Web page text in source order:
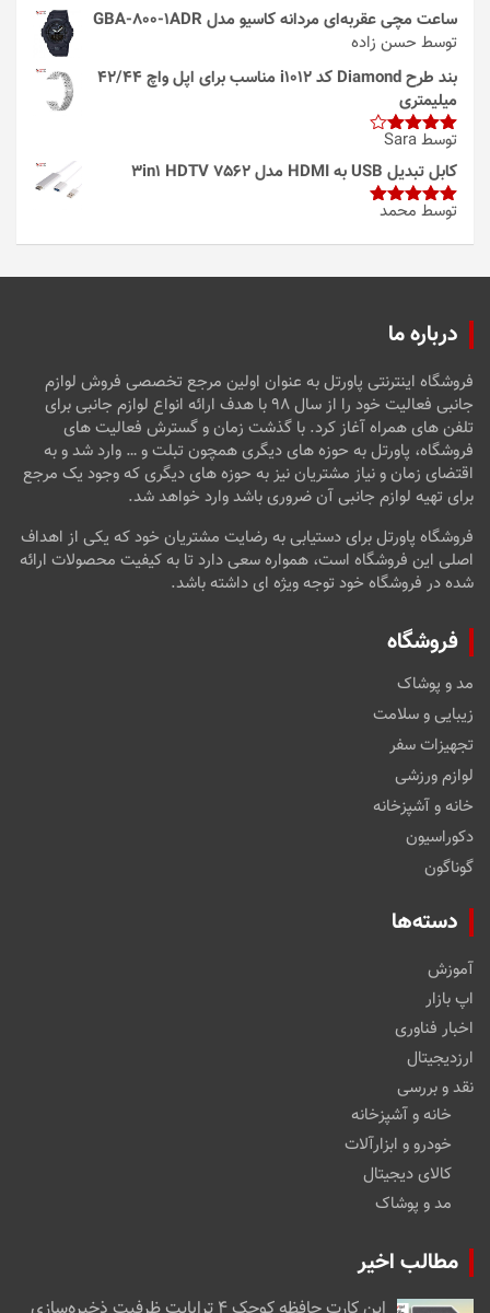
ساعت مچی عقربه‌ای مردانه کاسیو مدل GBA-800-1ADR
توسط حسن زاده
بند طرح Diamond کد i1012 مناسب برای اپل واچ 42/44
میلیمتری
امتیاز4
از 5
توسط Sara
کابل تبدیل USB به HDMI مدل 3in1 HDTV 7562
امتیاز5از
توسط محمد
درباره ما
فروشگاه اینترنتی پاورتل به عنوان اولین مرجع تخصصی فروش لوازم
جانبی فعالیت خود را از سال ۹۸ با هدف ارائه انواع لوازم جانبی برای
تلفن های همراه آغاز کرد. با گذشت زمان و گسترش فعالیت های
فروشگاه، پاورتل به حوزه های دیگری همچون تبلت و … وارد شد و به
اقتضای زمان و نیاز مشتریان نیز به حوزه های دیگری که وجود یک مرجع
برای تهیه لوازم جانبی آن ضروری باشد وارد خواهد شد.
فروشگاه پاورتل برای دستیابی به رضایت مشتریان خود که یکی از اهداف
اصلی این فروشگاه است، همواره سعی دارد تا به کیفیت محصولات ارائه
شده در فروشگاه خود توجه ویژه ای داشته باشد.
فروشگاه
مد و پوشاک
زیبایی و سلامت
تجهیزات سفر
لوازم ورزشی
خانه و آشپزخانه
دکوراسیون
گوناگون
دسته‌ها
آموزش
اپ بازار
اخبار فناوری
ارزدیجیتال
نقد و بررسی
خانه و آشپزخانه
خودرو و ابزارآلات
کالای دیجیتال
مد و پوشاک
مطالب اخیر